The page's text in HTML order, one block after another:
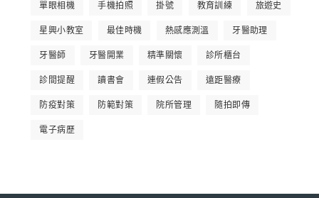
單眼相機 手機拍照 掛號 教育訓練 旅遊史
星興小教室 最佳時機 熱感應測溫 牙醫助理
牙醫師 牙醫開業 精準關懷 診所櫃台
診間提醒 讀書會 連假公告 遠距醫療
防疫對策 防範對策 院所管理 隨拍即傳
電子病歷